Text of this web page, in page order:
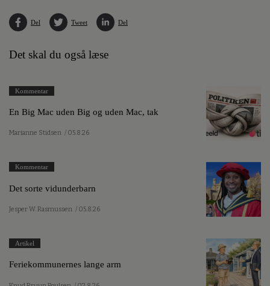
Del Tweet Del
Det skal du også læse
Kommentar
En Big Mac uden Big og uden Mac, tak
Marianne Stidsen / 05.8.26
Kommentar
Det sorte vidunderbarn
Jesper W. Rasmussen / 05.8.26
Artikel
Feriekommunernes lange arm